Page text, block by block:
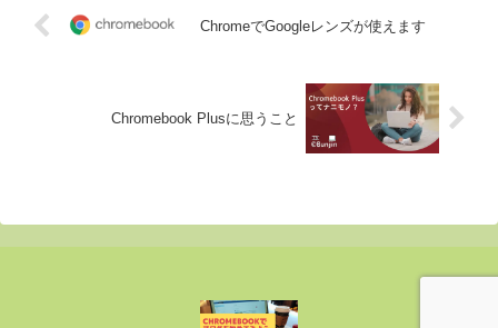
ChromeでGoogleレンズが使えます
Chromebook Plusに思うこと